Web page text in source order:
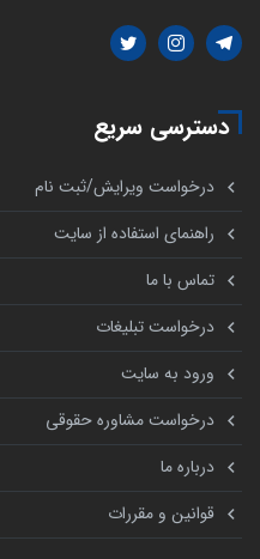
دسترسی سریع
درخواست ویرایش/ثبت نام
راهنمای استفاده از سایت
تماس با ما
درخواست تبلیغات
ورود به سایت
درخواست مشاوره حقوقی
درباره ما
قوانین و مقررات